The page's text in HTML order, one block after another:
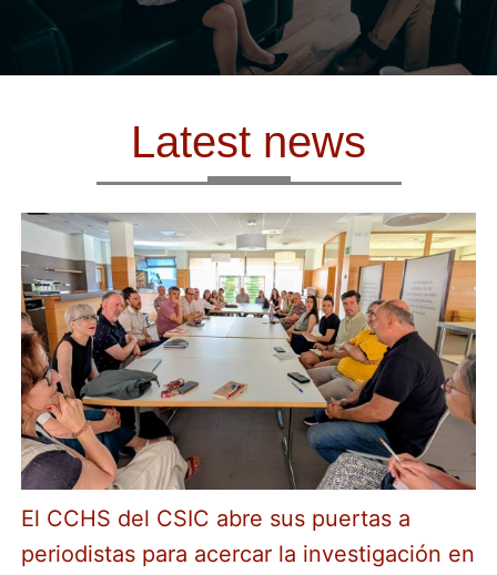
Latest news
El CCHS del CSIC abre sus puertas a
periodistas para acercar la investigación en